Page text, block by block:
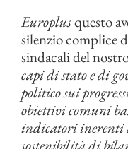
Europlusquesto
silenzio complice
sindacali del
capi di stato e di
politico sui
obiettivi comuni
indicatori inerenti
sostenibilità di